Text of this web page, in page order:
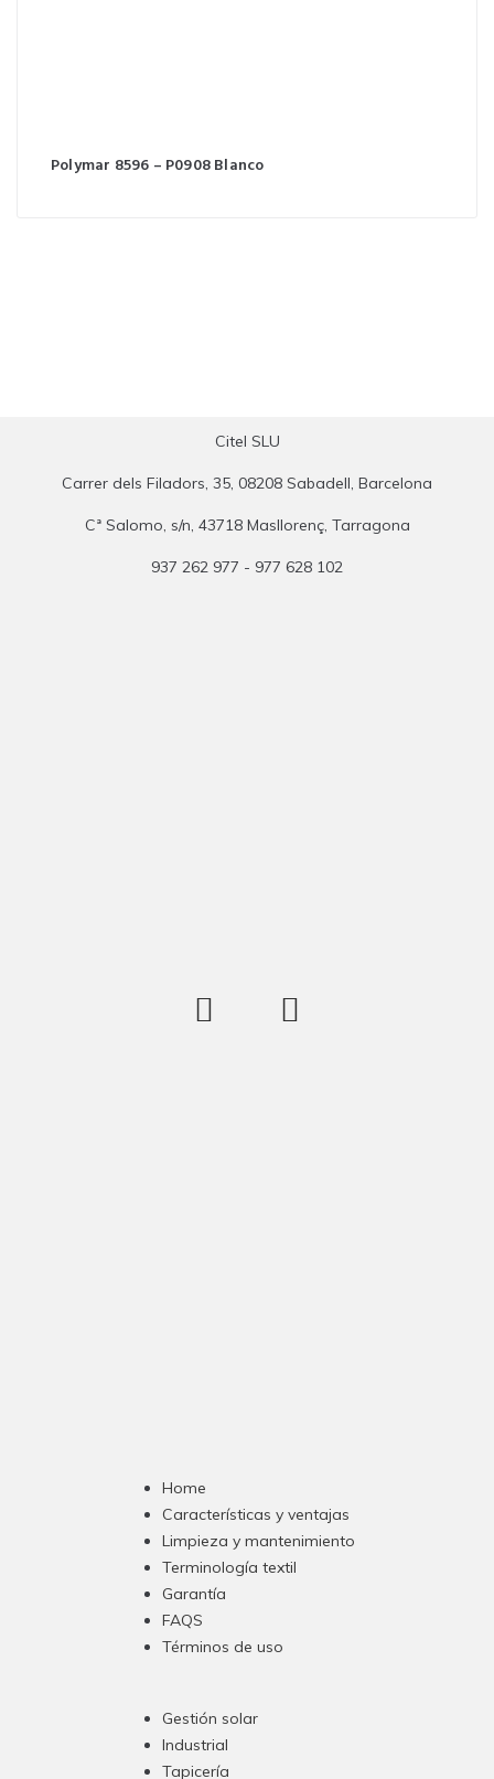
Polymar 8596 – P0908 Blanco
Citel SLU
Carrer dels Filadors, 35, 08208 Sabadell, Barcelona
Cª Salomo, s/n, 43718 Masllorenç, Tarragona
937 262 977 - 977 628 102
Home
Características y ventajas
Limpieza y mantenimiento
Terminología textil
Garantía
FAQS
Términos de uso
Gestión solar
Industrial
Tapicería